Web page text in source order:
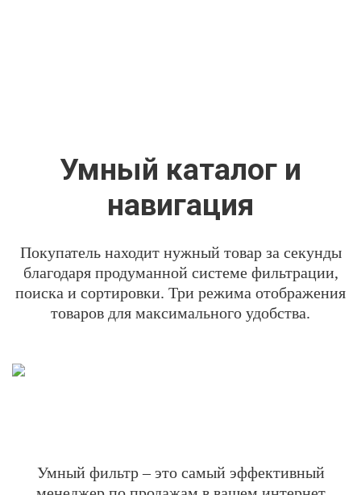
Умный каталог и
навигация
Покупатель находит нужный товар за секунды
благодаря продуманной системе фильтрации,
поиска и сортировки. Три режима отображения
товаров для максимального удобства.
Умный фильтр – это самый эффективный